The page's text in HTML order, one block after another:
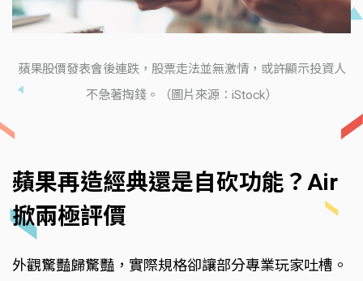
蘋果股價發表會後連跌，股票走法並無激情，或許顯示投資人
不急著掏錢。（圖片來源：iStock）
蘋果再造經典還是自砍功能？Air
掀兩極評價
外觀驚豔歸驚豔，實際規格卻讓部分專業玩家吐槽。